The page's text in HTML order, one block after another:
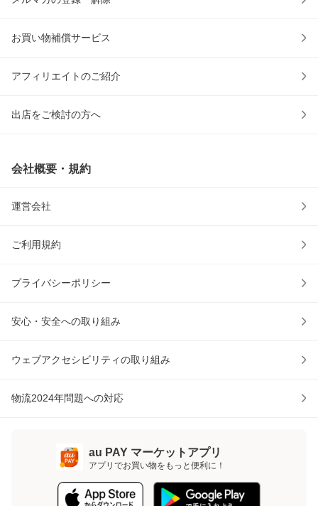
お買い物補償サービス
アフィリエイトのご紹介
出店をご検討の方へ
会社概要・規約
運営会社
ご利用規約
プライバシーポリシー
安心・安全への取り組み
ウェブアクセシビリティの取り組み
物流2024年問題への対応
au PAY マーケットアプリ
アプリでお買い物をもっと便利に！